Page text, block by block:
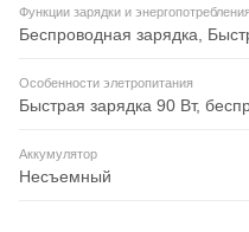
Функции зарядки и энергопотребления
Беспроводная зарядка,
Особенности элетропитания
Быстрая зарядка 90 Вт,
Аккумулятор
Несъемный